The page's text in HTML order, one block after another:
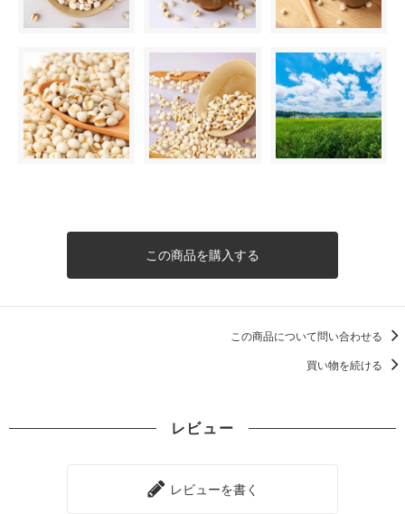
この商品を購入する
この商品について問い合わせる
買い物を続ける
レビュー
レビューを書く